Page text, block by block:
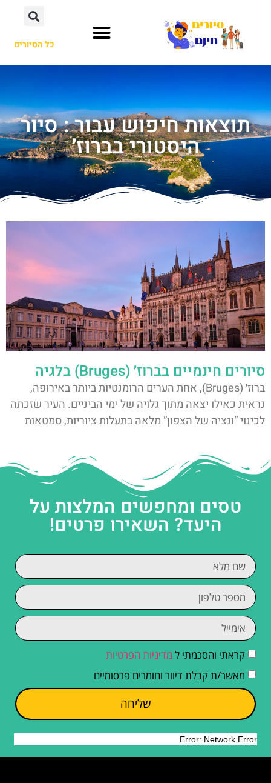
כל הסיורים
תוצאות חיפוש עבור : סיור
היסטורי בברוז׳
סיורים חינמיים בברוז׳ (Bruges) בלגיה
ברוז׳ (Bruges), אחת הערים הרומנטיות ביותר באירופה,
נראית כאילו יצאה מתוך גלויה של ימי הביניים. העיר שזכתה
לכינוי “ונציה של הצפון” מלאה בתעלות ציוריות, סמטאות
טסים ומחפשים המלצות על
היעד? השאירו פרטים!
קראתי והסכמתי ל מדיניות הפרטיות
מאשר/ת קבלת דיוור וחומרים פרסומיים
שליחה